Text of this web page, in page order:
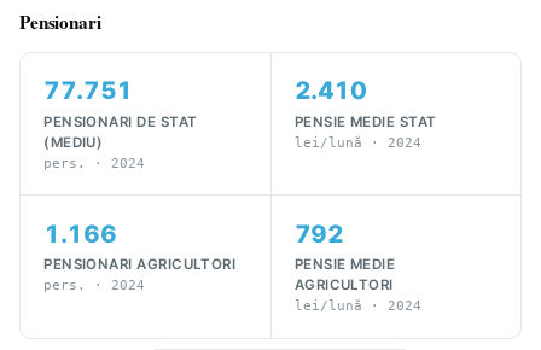
Pensionari
77.751
PENSIONARI DE STAT
(MEDIU)
pers. · 2024
2.410
PENSIE MEDIE STAT
lei/lună · 2024
1.166
PENSIONARI AGRICULTORI
pers. · 2024
792
PENSIE MEDIE
AGRICULTORI
lei/lună · 2024